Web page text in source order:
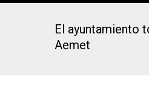
El ayuntamiento
Aemet